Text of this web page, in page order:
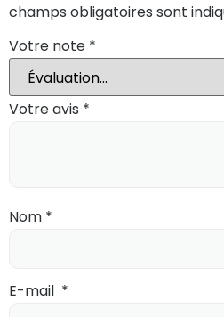
champs obligatoires sont
Votre note *
Votre avis *
Nom *
E-mail *